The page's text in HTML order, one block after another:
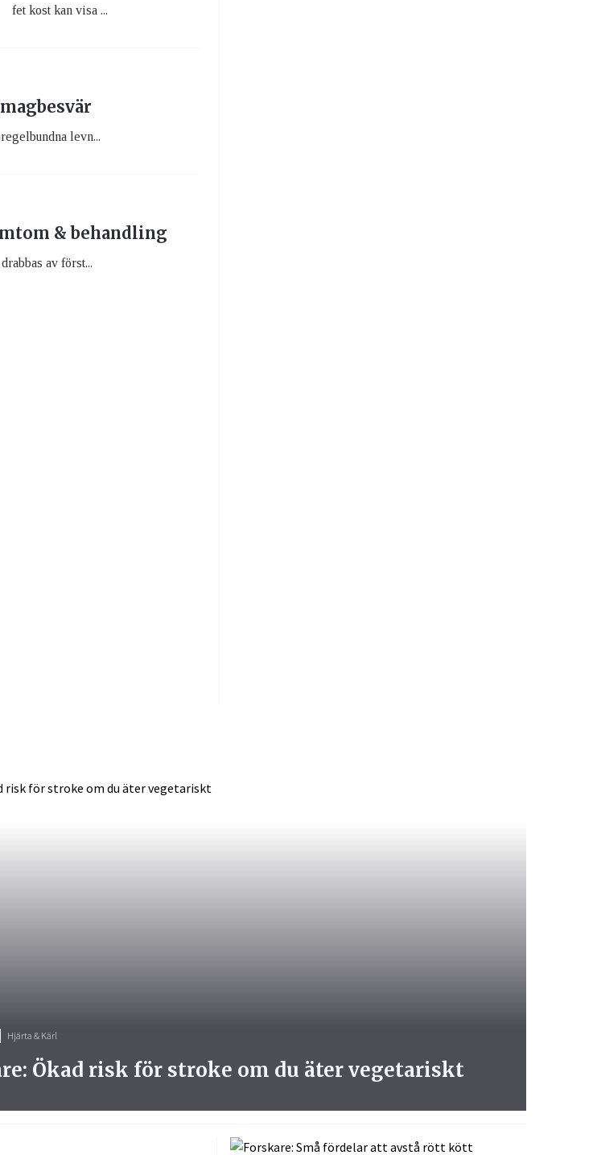
fet kost kan visa ...
levn...
& behandling
av först...
Hjärta & Kärl
Ökad risk för stroke om du äter vegetariskt